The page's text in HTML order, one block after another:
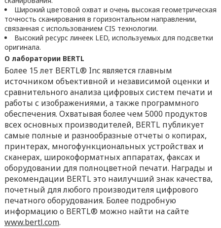
Широкий цветовой охват и очень высокая геометрическая
точность сканирования в горизонтальном направлении,
связанная с использованием CIS технологии.
Высокий ресурс линеек LED, используемых для подсветки
оригинала.
О лаборатории BERTL
Более 15 лет BERTL® Inc является главным
источником объективной и независимой оценки и
сравнительного анализа цифровых систем печати и
работы с изображениями, а также программного
обеспечения. Охватывая более чем 5000 продуктов
всех основных производителей, BERTL публикует
самые полные и разнообразные отчеты о копирах,
принтерах, многофункциональных устройствах и
сканерах, широкоформатных аппаратах, факсах и
оборудовании для полноцветной печати. Награды и
рекомендации BERTL это наилучший знак качества,
почетный для любого производителя цифрового
печатного оборудования. Более подробную
информацию о BERTL® можно найти на сайте
www.bertl.com.